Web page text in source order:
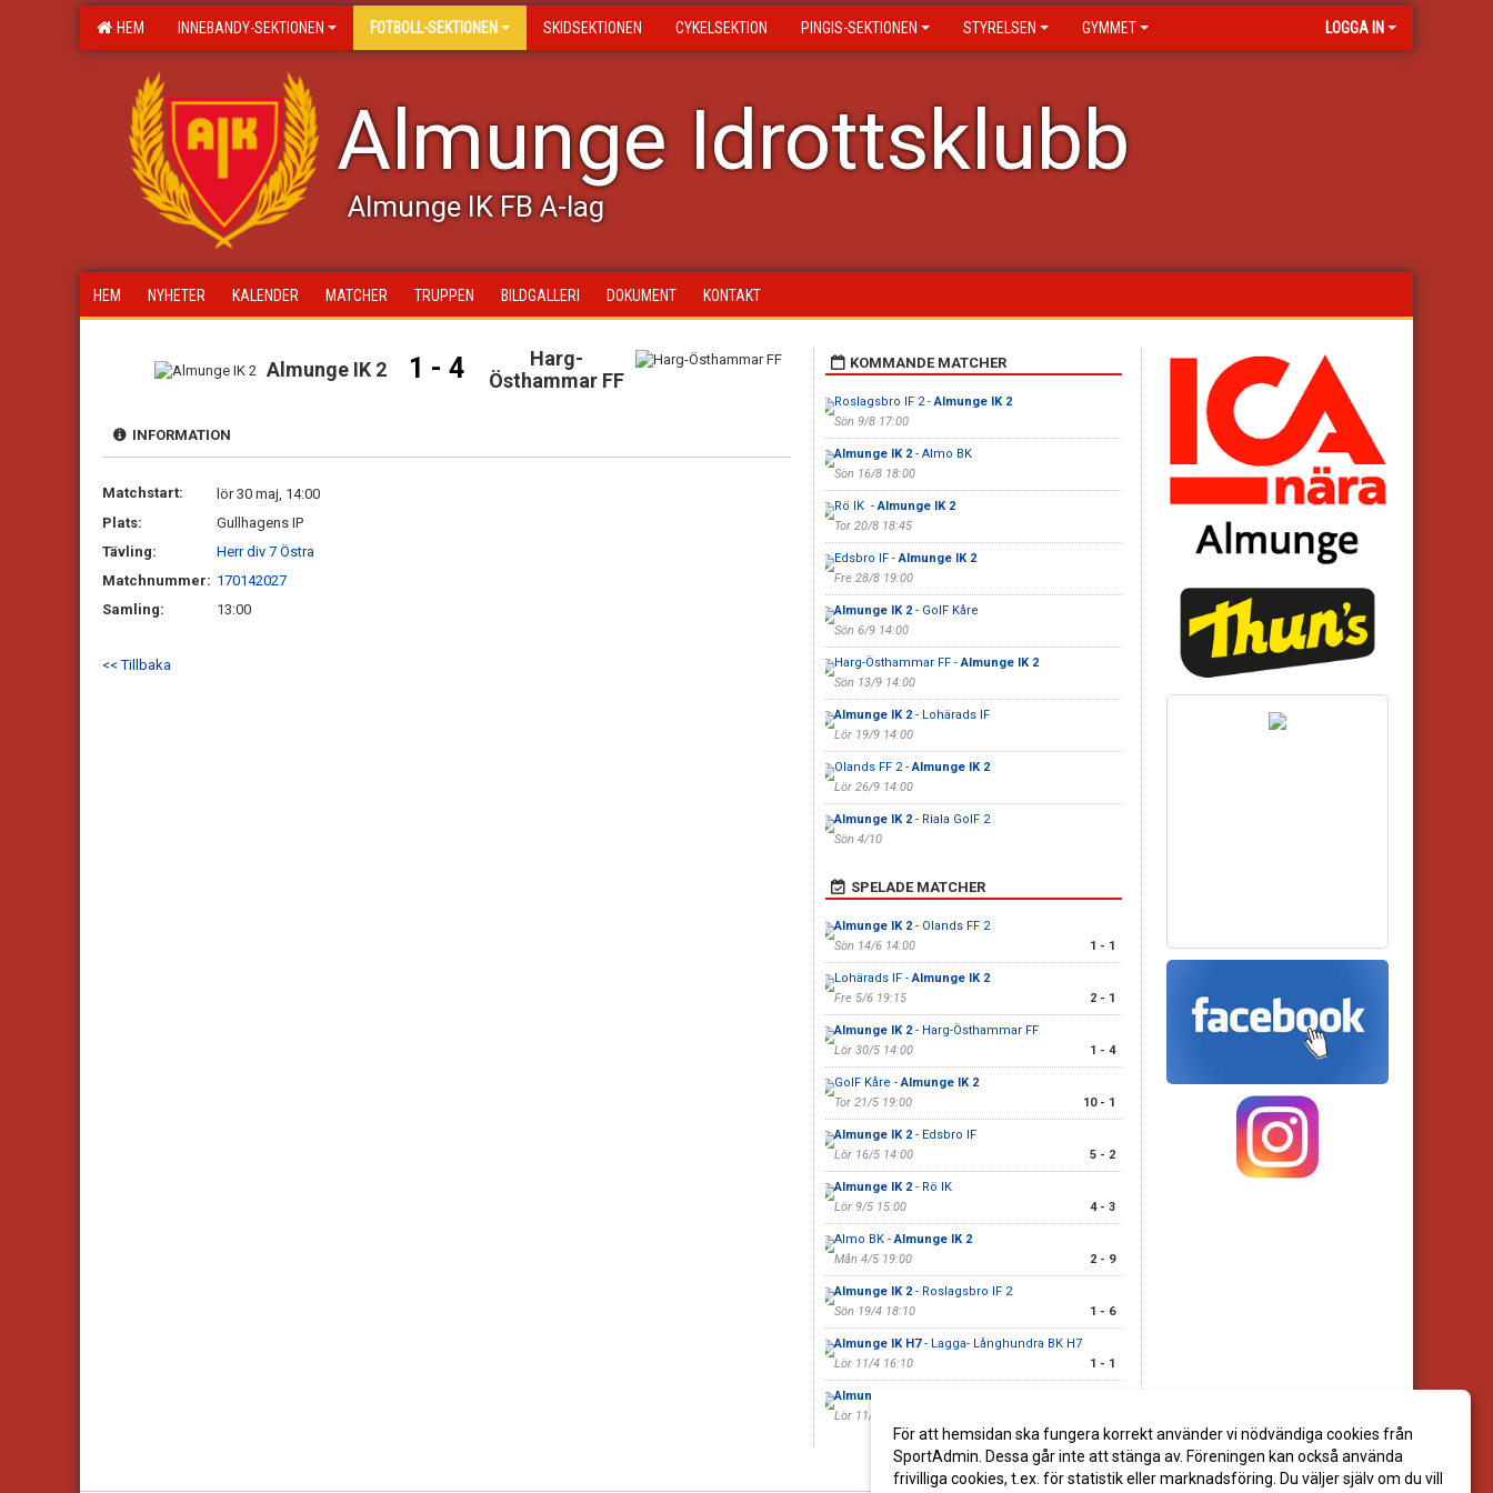
HEM INNEBANDY-SEKTIONEN FOTBOLL-SEKTIONEN SKIDSEKTIONEN CYKELSEKTION PINGIS-SEKTIONEN STYRELSEN GYMMET LOGGA IN
Almunge Idrottsklubb
Almunge IK FB A-lag
HEM NYHETER KALENDER MATCHER TRUPPEN BILDGALLERI DOKUMENT KONTAKT
Almunge IK 2 1 - 4
Harg-
Östhammar FF
INFORMATION
Matchstart:
lör 30 maj, 14:00
Plats:
Gullhagens IP
Tävling:
Herr div 7 Östra
Matchnummer: 170142027
Samling:
13:00
<< Tillbaka
KOMMANDE MATCHER
Roslagsbro IF 2 -Almunge IK 2
Sön 9/8 17:00
Almunge IK 2- Almo BK
Sön 16/8 18:00
Rö IK -Almunge IK 2
Tor 20/8 18:45
Edsbro IF -Almunge IK 2
Fre 28/8 19:00
Almunge IK 2- GoIF Kåre
Sön 6/9 14:00
Harg-Östhammar FF -Almunge IK 2
Sön 13/9 14:00
Almunge IK 2- Lohärads IF
Lör 19/9 14:00
Olands FF 2 -Almunge IK 2
Lör 26/9 14:00
Almunge IK 2- Riala GoIF 2
Sön 4/10
SPELADE MATCHER
Almunge IK 2- Olands FF 2
Sön 14/6 14:00
1 - 1
Lohärads IF -Almunge IK 2
Fre 5/6 19:15
2 - 1
Almunge IK 2- Harg-Östhammar FF
Lör 30/5 14:00
1 - 4
GoIF Kåre -Almunge IK 2
Tor 21/5 19:00
10 - 1
Almunge IK 2- Edsbro IF
Lör 16/5 14:00
5 - 2
Almunge IK 2- Rö IK
Lör 9/5 15:00
4 - 3
Almo BK -Almunge IK 2
Mån 4/5 19:00
2 - 9
Almunge IK 2- Roslagsbro IF 2
Sön 19/4 18:10
1 - 6
Almunge IK H7- Lagga- Långhundra BK H7
Lör 11/4 16:10
1 - 1
Almunge IK
Lör 11/4
För att hemsidan ska fungera korrekt använder vi nödvändiga cookies från
SportAdmin. Dessa går inte att stänga av. Föreningen kan också använda
frivilliga cookies, t.ex. för statistik eller marknadsföring. Du väljer själv om du vill